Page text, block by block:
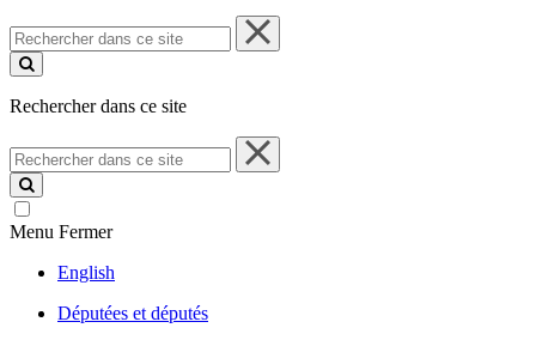
Rechercher
dans
ce
Rechercher dans ce site
Rechercher
dans
ce
site
Menu Fermer
English
Députées et députés